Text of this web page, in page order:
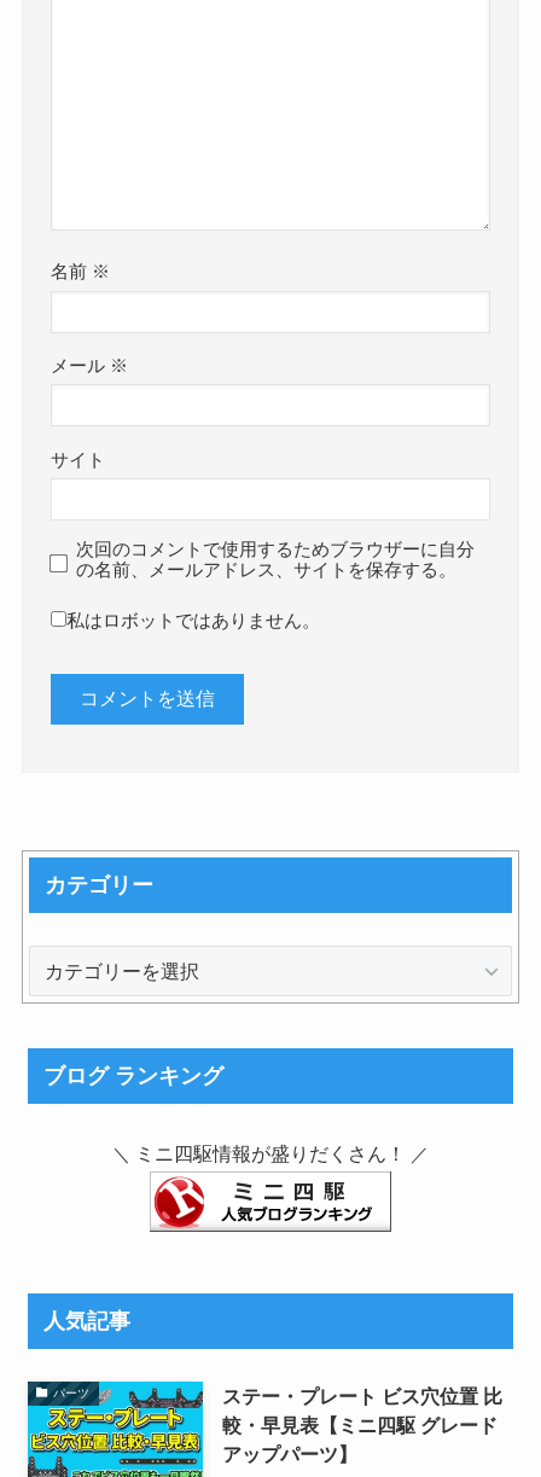
名前 ※
メール ※
サイト
次回のコメントで使用するためブラウザーに自分
の名前、メールアドレス、サイトを保存する。
私はロボットではありません。
カテゴリー
リ
ブログ ランキング
＼ ミニ四駆情報が盛りだくさん！ ／
人気記事
パーツ
ステー・プレート ビス穴位置 比
較・早見表【ミニ四駆 グレード
アップパーツ】